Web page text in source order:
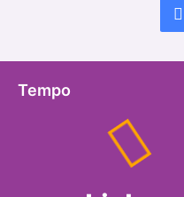
Tempo